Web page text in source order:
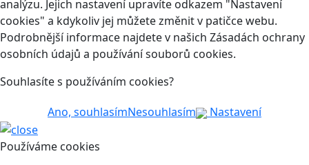
analýzu. Jejich nastavení upravíte odkazem "Nastavení
cookies" a kdykoliv jej můžete změnit v patičce webu.
Podrobnější informace najdete v našich Zásadách ochrany
osobních údajů a používání souborů cookies.
Souhlasíte s používáním cookies?
Ano, souhlasímNesouhlasím Nastavení
Používáme cookies